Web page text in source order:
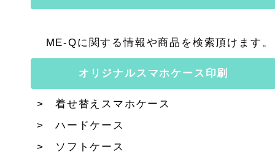
ME-Qに関する情報や商品を検索頂けます。
オリジナルスマホケース印刷
着せ替えスマホケース
ハードケース
ソフトケース